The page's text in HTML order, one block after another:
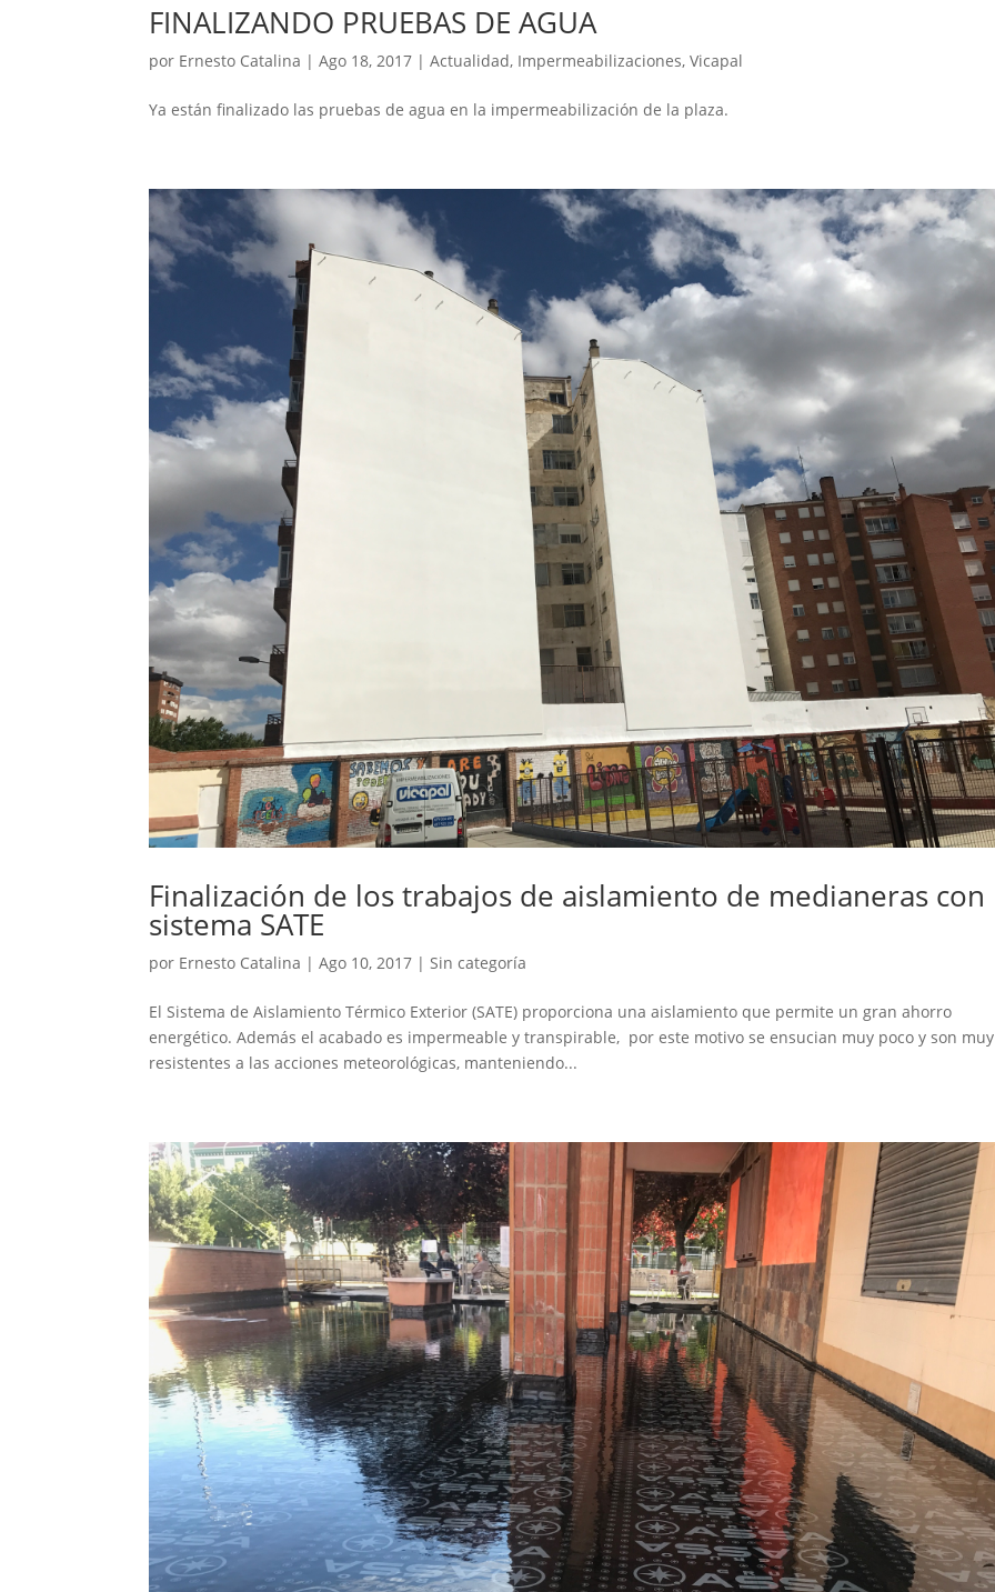
FINALIZANDO PRUEBAS DE AGUA
por Ernesto Catalina |Ago 18, 2017 |Actualidad, Impermeabilizaciones,Vicapal
Ya están finalizado las pruebas de agua en la impermeabilización de la plaza.
Finalización de los trabajos de aislamiento de medianeras con
sistema SATE
por Ernesto Catalina |Ago 10, 2017 |Sin categoría
El Sistema de Aislamiento Térmico Exterior (SATE) proporciona una aislamiento que permite un gran ahorro
energético. Además el acabado es impermeable y transpirable, por este motivo se ensucian muy poco y son muy
resistentes a las acciones meteorológicas, manteniendo...